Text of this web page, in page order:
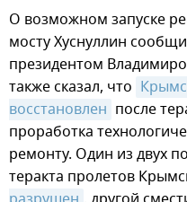
О возможном запуске
мосту Хуснуллин
президентом
также сказал, что
восстановлен после
проработка
ремонту. Один из двух
теракта пролетов